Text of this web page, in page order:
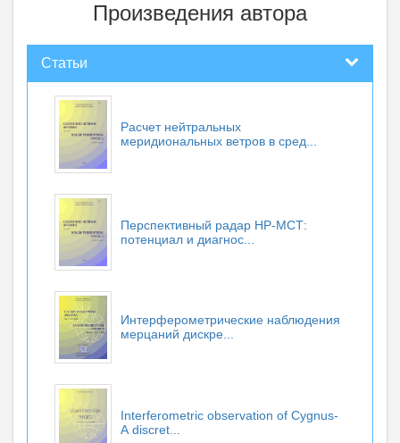
Произведения автора
Статьи
Расчет нейтральных
меридиональных ветров в сред...
Перспективный радар НР-МСТ:
потенциал и диагнос...
Интерферометрические наблюдения
мерцаний дискре...
Interferometric observation of Cygnus-
А discret...